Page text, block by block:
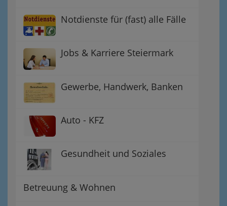
Notdienste für (fast) alle Fälle
Jobs & Karriere Steiermark
Gewerbe, Handwerk, Banken
Auto - KFZ
Gesundheit und Soziales
Betreuung & Wohnen